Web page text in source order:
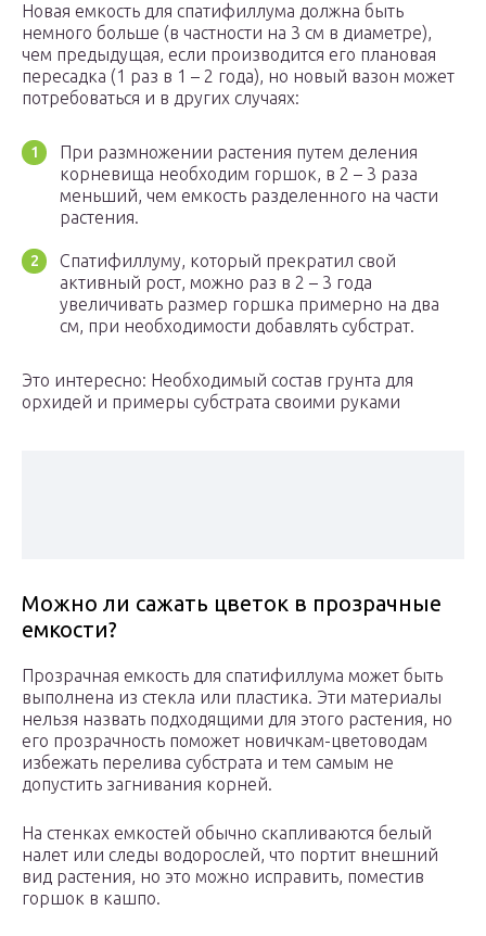
Новая емкость для спатифиллума должна быть
немного больше (в частности на 3 см в диаметре),
чем предыдущая, если производится его плановая
пересадка (1 раз в 1 – 2 года), но новый вазон может
потребоваться и в других случаях:
При размножении растения путем деления
корневища необходим горшок, в 2 – 3 раза
меньший, чем емкость разделенного на части
растения.
Спатифиллуму, который прекратил свой
активный рост, можно раз в 2 – 3 года
увеличивать размер горшка примерно на два
см, при необходимости добавлять субстрат.
Это интересно: Необходимый состав грунта для
орхидей и примеры субстрата своими руками
Можно ли сажать цветок в прозрачные
емкости?
Прозрачная емкость для спатифиллума может быть
выполнена из стекла или пластика. Эти материалы
нельзя назвать подходящими для этого растения, но
его прозрачность поможет новичкам-цветоводам
избежать перелива субстрата и тем самым не
допустить загнивания корней.
На стенках емкостей обычно скапливаются белый
налет или следы водорослей, что портит внешний
вид растения, но это можно исправить, поместив
горшок в кашпо.